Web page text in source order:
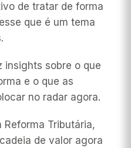
de tratar de forma
que é um tema
insights sobre o que
e o que as
no radar agora.
Reforma Tributária,
de valor agora